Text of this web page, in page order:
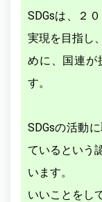
SDGsは、２
実現を目指し
めに、国連が
す。
SDGsの活動
ているという
います。
いいことをし